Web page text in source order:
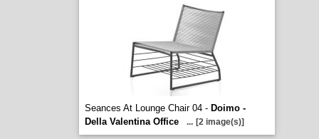
Seances At Lounge Chair 04 - Doimo -
Della Valentina Office
... [2 image(s)]